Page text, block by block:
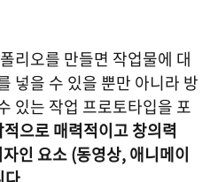
리오를 만들면 작업물에 대
넣을 수 있을 뿐만 아니라 방
있는 작업 프로토타입을 포
으로 매력적이고 창의력
인 요소 (동영상, 애니메이